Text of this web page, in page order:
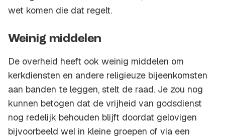
wet komen die dat regelt.
Weinig middelen
De overheid heeft ook weinig middelen om
kerkdiensten en andere religieuze bijeenkomsten
aan banden te leggen, stelt de raad. Je zou nog
kunnen betogen dat de vrijheid van godsdienst
nog redelijk behouden blijft doordat gelovigen
bijvoorbeeld wel in kleine groepen of via een